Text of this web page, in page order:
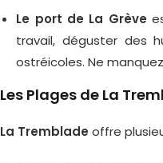
Le port de La Grève
travail, déguster des
ostréicoles. Ne
Les Plages de La
La Tremblade offre